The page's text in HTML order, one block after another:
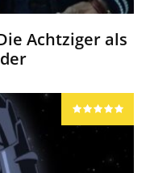
Achtziger als